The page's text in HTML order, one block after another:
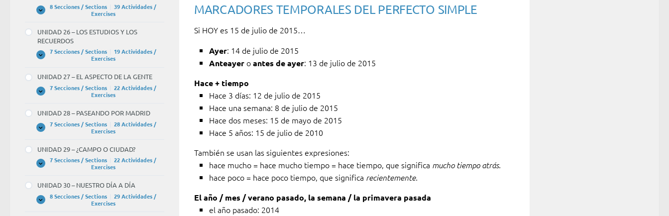
MARCADORES TEMPORALES DEL PERFECTO SIMPLE
Si HOY es 15 de julio de 2015…
Ayer: 14 de julio de 2015
Anteayer oantes de ayer: 13 de julio de 2015
Hace + tiempo
Hace 3 días: 12 de julio de 2015
Hace una semana: 8 de julio de 2015
Hace dos meses: 15 de mayo de 2015
Hace 5 años: 15 de julio de 2010
También se usan las siguientes expresiones:
hace mucho = hace mucho tiempo = hace tiempo, que significa mucho tiempo atrás.
hace poco = hace poco tiempo, que significa recientemente.
El año / mes / verano pasado, la semana / la primavera pasada
el año pasado: 2014
PISO
Expandir
UNIDAD
NOS
VAMOS
VIAJE
8 Secciones / Sections
39 Actividades /
Exercises
UNIDAD 26 – LOS ESTUDIOS Y LOS
RECUERDOS
Expandir
UNIDAD
LOS
ESTUDIOS
Y
7 Secciones / Sections
19 Actividades /
Exercises
UNIDAD 27 – EL ASPECTO DE LA GENTE
Expandir
UNIDAD
EL
ASPECTO
DE
7 Secciones / Sections
22 Actividades /
Exercises
UNIDAD 28 – PASEANDO POR MADRID
Expandir
UNIDAD
PASEANDO
POR
MADRID
7 Secciones / Sections
28 Actividades /
Exercises
UNIDAD 29 – ¿CAMPO O CIUDAD?
Expandir
UNIDAD
¿CAMPO
O
CIUDAD?
7 Secciones / Sections
22 Actividades /
Exercises
UNIDAD 30 – NUESTRO DÍA A DÍA
Expandir
UNIDAD
8 Secciones / Sections
29 Actividades /
Exercises